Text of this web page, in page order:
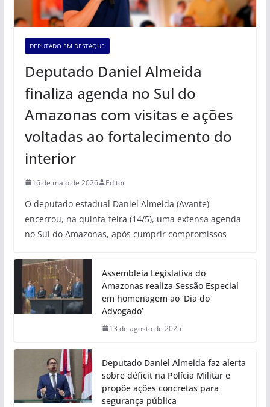
DEPUTADO EM DESTAQUE
Deputado Daniel Almeida
finaliza agenda no Sul do
Amazonas com visitas e ações
voltadas ao fortalecimento do
interior
16 de maio de 2026 Editor
O deputado estadual Daniel Almeida (Avante)
encerrou, na quinta-feira (14/5), uma extensa agenda
no Sul do Amazonas, após cumprir compromissos
Assembleia Legislativa do
Amazonas realiza Sessão Especial
em homenagem ao ‘Dia do
Advogado’
13 de agosto de 2025
Deputado Daniel Almeida faz alerta
sobre déficit na Polícia Militar e
propõe ações concretas para
segurança pública